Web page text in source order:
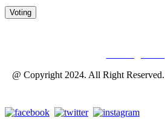
@ Copyright 2024. All Right Reserved.